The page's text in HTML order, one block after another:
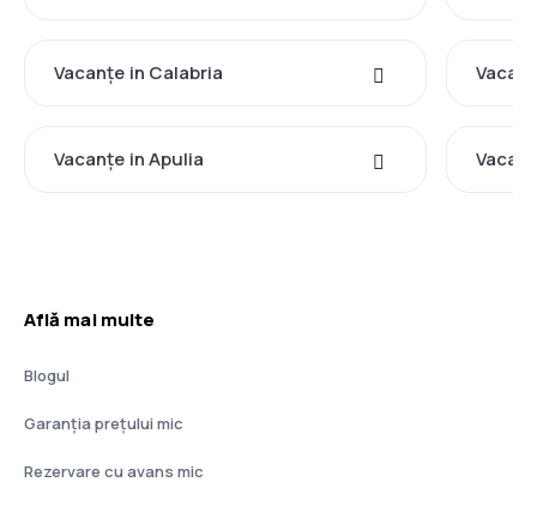
Vacanţe in Calabria
Vacanţe in Apulia
Află mai multe
Blogul
Garanția prețului mic
Rezervare cu avans mic